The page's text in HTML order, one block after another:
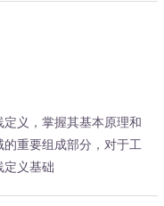
义，掌握其基本原理和
重要组成部分，对于工
义基础